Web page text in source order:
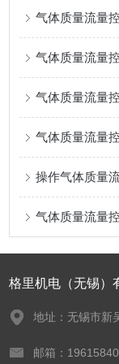
气体质量流量
气体质量流量
气体质量流量
操作气体质量
气体质量流量
格里机电（无锡）
地址：无锡市新
邮箱：